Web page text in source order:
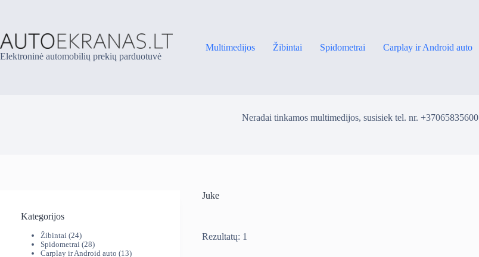
Elektroninė automobilių prekių parduotuvė
Multimedijos Žibintai Spidometrai Carplay ir Android auto
Neradai tinkamos multimedijos, susisiek tel. nr. +37065835600
Juke
Rezultatų: 1
Kategorijos
Žibintai 2424
produktai
Spidometrai 2828
produktai
Carplay ir Android auto 1313